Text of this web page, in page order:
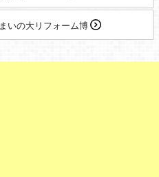
いの大リフォーム博